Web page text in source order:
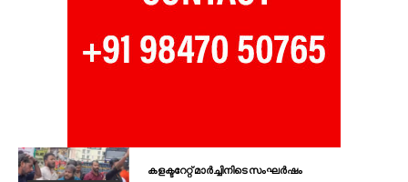
കളക്ടറേറ്റ് മാർച്ചിനിടെ സംഘർഷം